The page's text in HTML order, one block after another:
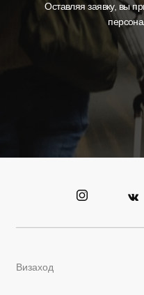
Оставляя заявку, вы
Визаход